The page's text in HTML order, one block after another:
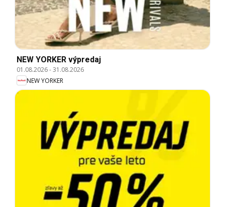
NEW YORKER výpredaj
01.08.2026-31.08.2026
NEW YORKER